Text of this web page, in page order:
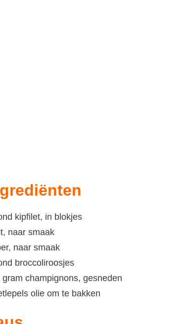
kipfilet, in blokjes
naar smaak
naar smaak
broccoliroosjes
gram champignons, gesneden
olie om te bakken